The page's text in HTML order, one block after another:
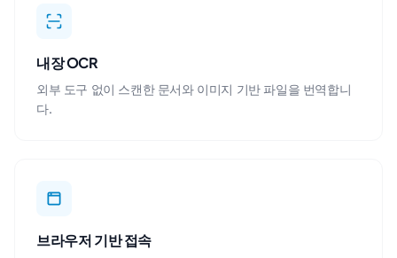
내장 OCR
외부 도구 없이 스캔한 문서와 이미지 기반 파일을 번역합니
다.
브라우저 기반 접속